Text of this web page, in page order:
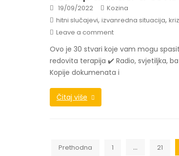
19/09/2022
Kozina
hitni slučajevi, izvanredna situacija,
Leave a comment
Ovo je 30 stvari koje vam mogu
redovita terapija ✔️ Radio, svjetiljka,
Kopije dokumenata i
Čitaj više
Brojevi
Prethodna 1 … 21